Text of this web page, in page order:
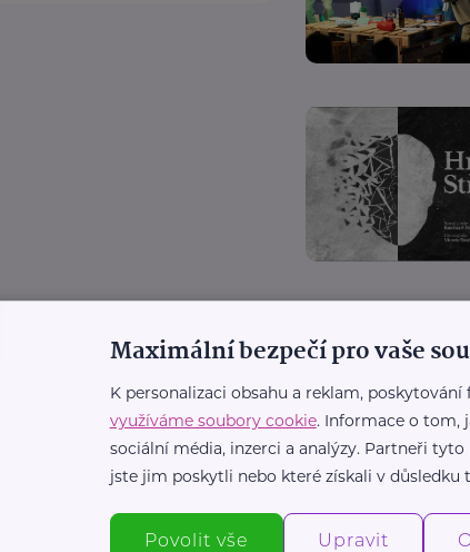
Maximální bezpečí pro vaše
K personalizaci obsahu a reklam,
využíváme soubory cookie. Informace o tom,
sociální média, inzerci a analýzy. Partneři
jste jim poskytli nebo které získali v důsledku
Povolit vše Upravit